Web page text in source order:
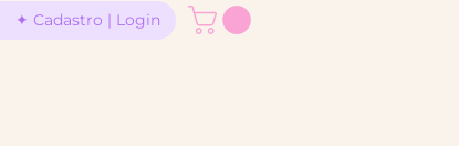
✦ Cadastro | Login